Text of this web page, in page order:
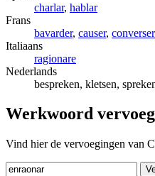
charlar, hablar
Frans
bavarder, causer, converser
Italiaans
ragionare
Nederlands
bespreken, kletsen,
Werkwoord
Vind hier de vervoegingen van